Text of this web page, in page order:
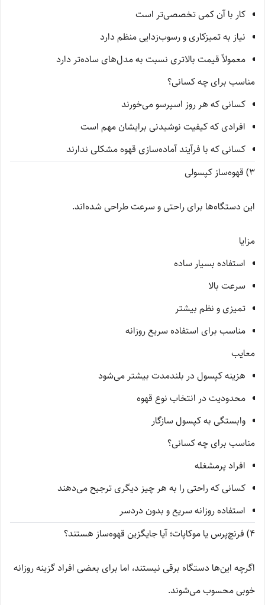
کار با آن کمی تخصصی‌تر است
نیاز به تمیزکاری و رسوب‌زدایی منظم دارد
معمولاً قیمت بالاتری نسبت به مدل‌های ساده‌تر دارد
مناسب برای چه کسانی؟
کسانی که هر روز اسپرسو می‌خورند
افرادی که کیفیت نوشیدنی برایشان مهم است
کسانی که با فرآیند آماده‌سازی قهوه مشکلی ندارند
3) قهوه‌ساز کپسولی
این دستگاه‌ها برای راحتی و سرعت طراحی شده‌اند.
مزایا
استفاده بسیار ساده
سرعت بالا
تمیزی و نظم بیشتر
مناسب برای استفاده سریع روزانه
معایب
هزینه کپسول در بلندمدت بیشتر می‌شود
محدودیت در انتخاب نوع قهوه
وابستگی به کپسول سازگار
مناسب برای چه کسانی؟
افراد پرمشغله
کسانی که راحتی را به هر چیز دیگری ترجیح می‌دهند
استفاده روزانه سریع و بدون دردسر
4) فرنچ‌پرس یا موکاپات؛ آیا جایگزین قهوه‌ساز هستند؟
اگرچه این‌ها دستگاه برقی نیستند، اما برای بعضی افراد گزینه روزانه
خوبی محسوب می‌شوند.